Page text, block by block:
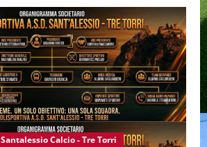
Santalessio Calcio - Tre Torri